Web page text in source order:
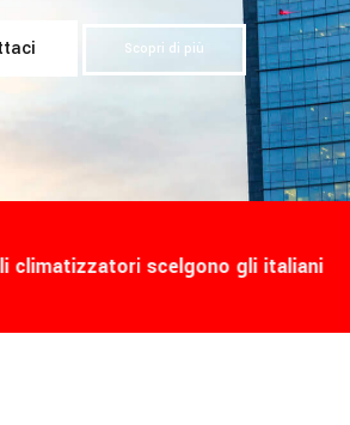
Scopri di più
scelgono gli italiani